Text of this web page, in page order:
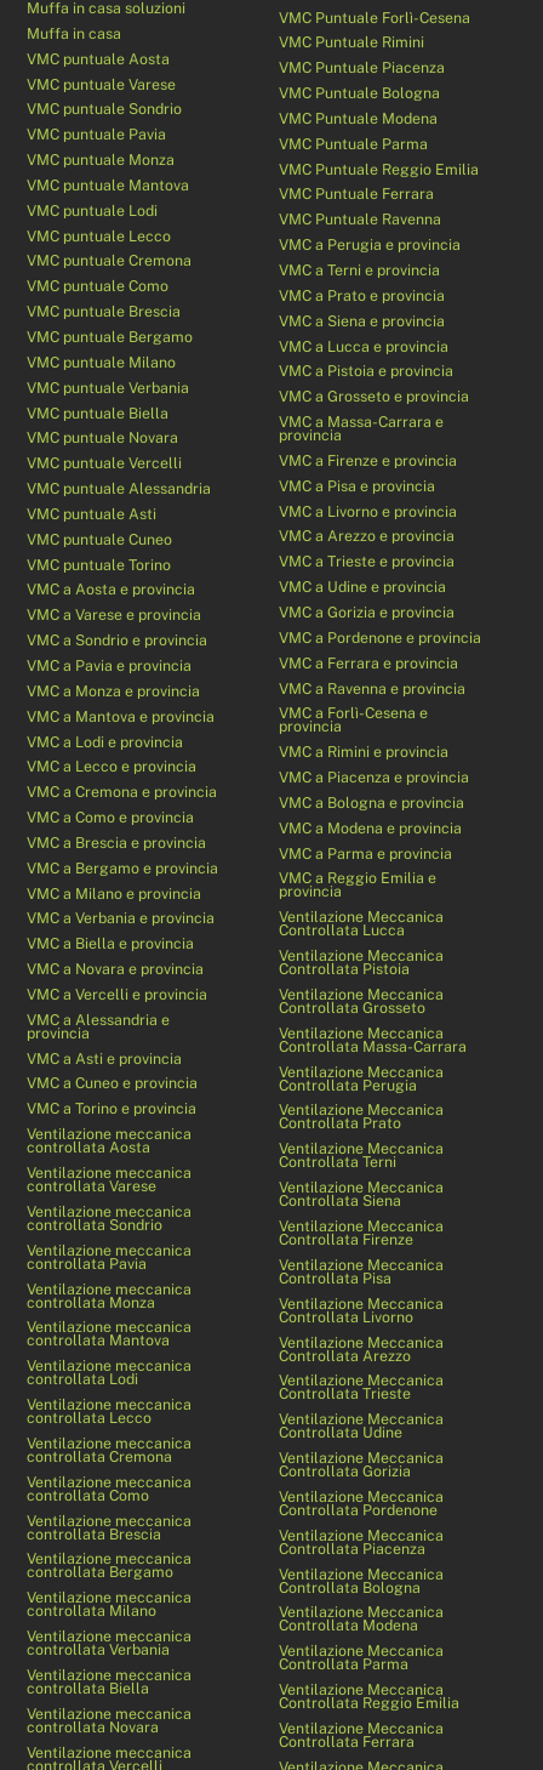
Muffa in casa soluzioni
Muffa in casa
VMC puntuale Aosta
VMC puntuale Varese
VMC puntuale Sondrio
VMC puntuale Pavia
VMC puntuale Monza
VMC puntuale Mantova
VMC puntuale Lodi
VMC puntuale Lecco
VMC puntuale Cremona
VMC puntuale Como
VMC puntuale Brescia
VMC puntuale Bergamo
VMC puntuale Milano
VMC puntuale Verbania
VMC puntuale Biella
VMC puntuale Novara
VMC puntuale Vercelli
VMC puntuale Alessandria
VMC puntuale Asti
VMC puntuale Cuneo
VMC puntuale Torino
VMC a Aosta e provincia
VMC a Varese e provincia
VMC a Sondrio e provincia
VMC a Pavia e provincia
VMC a Monza e provincia
VMC a Mantova e provincia
VMC a Lodi e provincia
VMC a Lecco e provincia
VMC a Cremona e provincia
VMC a Como e provincia
VMC a Brescia e provincia
VMC a Bergamo e provincia
VMC a Milano e provincia
VMC a Verbania e provincia
VMC a Biella e provincia
VMC a Novara e provincia
VMC a Vercelli e provincia
VMC a Alessandria e
provincia
VMC a Asti e provincia
VMC a Cuneo e provincia
VMC a Torino e provincia
Ventilazione meccanica
controllata Aosta
Ventilazione meccanica
controllata Varese
Ventilazione meccanica
controllata Sondrio
Ventilazione meccanica
controllata Pavia
Ventilazione meccanica
controllata Monza
Ventilazione meccanica
controllata Mantova
Ventilazione meccanica
controllata Lodi
Ventilazione meccanica
controllata Lecco
Ventilazione meccanica
controllata Cremona
Ventilazione meccanica
controllata Como
Ventilazione meccanica
controllata Brescia
Ventilazione meccanica
controllata Bergamo
Ventilazione meccanica
controllata Milano
Ventilazione meccanica
controllata Verbania
Ventilazione meccanica
controllata Biella
Ventilazione meccanica
controllata Novara
Ventilazione meccanica
controllata Vercelli
VMC Puntuale Forlì-Cesena
VMC Puntuale Rimini
VMC Puntuale Piacenza
VMC Puntuale Bologna
VMC Puntuale Modena
VMC Puntuale Parma
VMC Puntuale Reggio Emilia
VMC Puntuale Ferrara
VMC Puntuale Ravenna
VMC a Perugia e provincia
VMC a Terni e provincia
VMC a Prato e provincia
VMC a Siena e provincia
VMC a Lucca e provincia
VMC a Pistoia e provincia
VMC a Grosseto e provincia
VMC a Massa-Carrara e
provincia
VMC a Firenze e provincia
VMC a Pisa e provincia
VMC a Livorno e provincia
VMC a Arezzo e provincia
VMC a Trieste e provincia
VMC a Udine e provincia
VMC a Gorizia e provincia
VMC a Pordenone e provincia
VMC a Ferrara e provincia
VMC a Ravenna e provincia
VMC a Forlì-Cesena e
provincia
VMC a Rimini e provincia
VMC a Piacenza e provincia
VMC a Bologna e provincia
VMC a Modena e provincia
VMC a Parma e provincia
VMC a Reggio Emilia e
provincia
Ventilazione Meccanica
Controllata Lucca
Ventilazione Meccanica
Controllata Pistoia
Ventilazione Meccanica
Controllata Grosseto
Ventilazione Meccanica
Controllata Massa-Carrara
Ventilazione Meccanica
Controllata Perugia
Ventilazione Meccanica
Controllata Prato
Ventilazione Meccanica
Controllata Terni
Ventilazione Meccanica
Controllata Siena
Ventilazione Meccanica
Controllata Firenze
Ventilazione Meccanica
Controllata Pisa
Ventilazione Meccanica
Controllata Livorno
Ventilazione Meccanica
Controllata Arezzo
Ventilazione Meccanica
Controllata Trieste
Ventilazione Meccanica
Controllata Udine
Ventilazione Meccanica
Controllata Gorizia
Ventilazione Meccanica
Controllata Pordenone
Ventilazione Meccanica
Controllata Piacenza
Ventilazione Meccanica
Controllata Bologna
Ventilazione Meccanica
Controllata Modena
Ventilazione Meccanica
Controllata Parma
Ventilazione Meccanica
Controllata Reggio Emilia
Ventilazione Meccanica
Controllata Ferrara